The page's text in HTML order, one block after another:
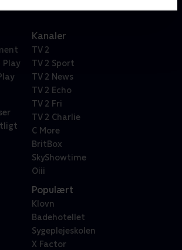
Play
Kanaler
TV 2
TV 2 Sport
TV 2 News
TV 2 Echo
TV 2 Fri
TV 2 Charlie
C More
BritBox
SkyShowtime
Oiii
Populært
Klovn
Badehotellet
Sygeplejeskolen
X Factor